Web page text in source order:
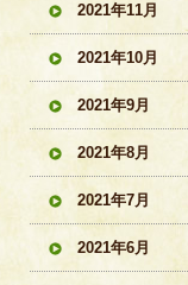
2021年11月
2021年10月
2021年9月
2021年8月
2021年7月
2021年6月